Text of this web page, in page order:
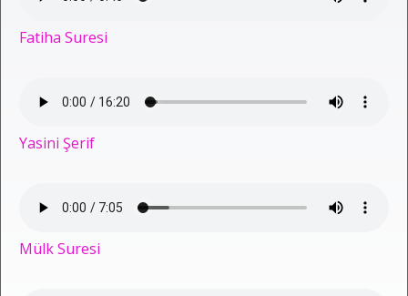
Fatiha Suresi
Yasini Şerif
Mülk Suresi